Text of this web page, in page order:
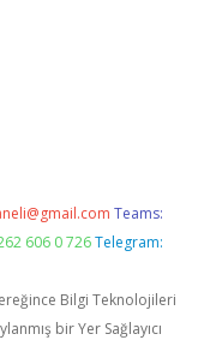
Teams:
606 0 726 Telegram:
Bilgi Teknolojileri
bir Yer Sağlayıcı